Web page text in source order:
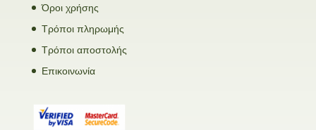
Όροι χρήσης
Τρόποι πληρωμής
Τρόποι αποστολής
Επικοινωνία